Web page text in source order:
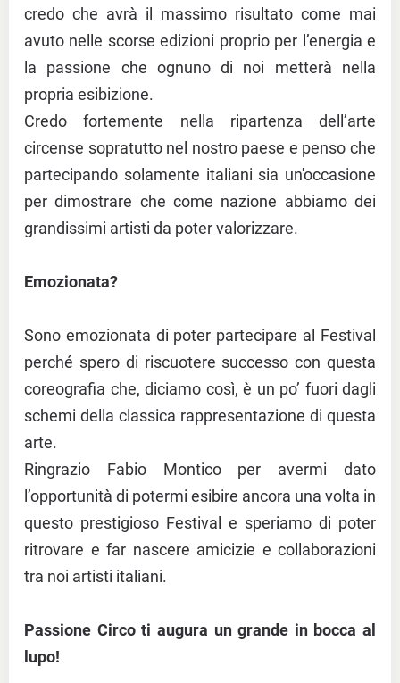
credo che avrà il massimo risultato come mai
avuto nelle scorse edizioni proprio per l’energia e
la passione che ognuno di noi metterà nella
propria esibizione.
Credo fortemente nella ripartenza dell’arte
circense sopratutto nel nostro paese e penso che
partecipando solamente italiani sia un'occasione
per dimostrare che come nazione abbiamo dei
grandissimi artisti da poter valorizzare.
Emozionata?
Sono emozionata di poter partecipare al Festival
perché spero di riscuotere successo con questa
coreografia che, diciamo così, è un po’ fuori dagli
schemi della classica rappresentazione di questa
arte.
Ringrazio Fabio Montico per avermi dato
l’opportunità di potermi esibire ancora una volta in
questo prestigioso Festival e speriamo di poter
ritrovare e far nascere amicizie e collaborazioni
tra noi artisti italiani.
Passione Circo ti augura un grande in bocca al
lupo!